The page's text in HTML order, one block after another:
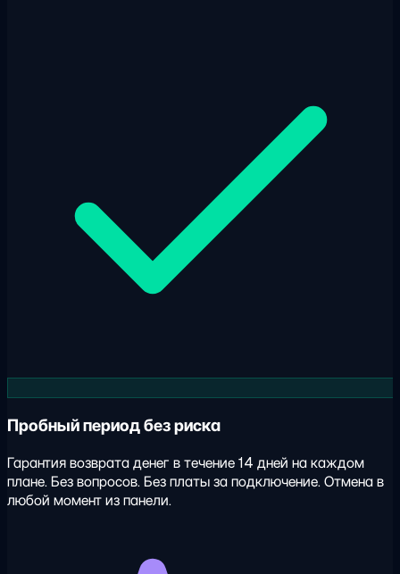
Пробный период без риска
Гарантия возврата денег в течение 14 дней на каждом
плане. Без вопросов. Без платы за подключение. Отмена в
любой момент из панели.